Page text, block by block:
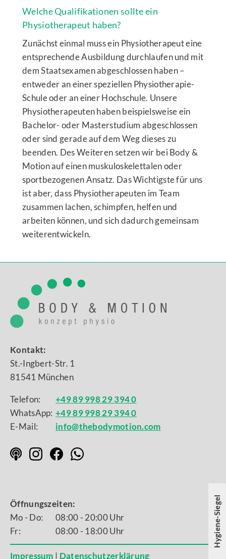
Welche Qualifikationen sollte ein
Physiotherapeut haben?
Zunächst einmal muss ein Physiotherapeut eine
entsprechende Ausbildung durchlaufen und mit
dem Staatsexamen abgeschlossen haben –
entweder an einer speziellen Physiotherapie-
Schule oder an einer Hochschule. Unsere
Physiotherapeuten haben beispielsweise ein
Bachelor- oder Masterstudium abgeschlossen
oder sind gerade auf dem Weg dieses zu
beenden. Des Weiteren setzen wir bei Body &
Motion auf einen muskuloskelettalen oder
sportbezogenen Ansatz. Das Wichtigste für uns
ist aber, dass Physiotherapeuten im Team
zusammen lachen, schimpfen, helfen und
arbeiten können, und sich dadurch gemeinsam
weiterentwickeln.
Kontakt:
St.-Ingbert-Str. 1
81541 München
Telefon:
+49 89 998 29 394 0
WhatsApp: +49 89 998 29 394 0
E-Mail:
info@thebodymotion.com
Öffnungszeiten:
Mo - Do:
08:00 - 20:00 Uhr
Fr:
08:00 - 18:00 Uhr
Impressum | Datenschutzerklärung
Hygiene-Siegel